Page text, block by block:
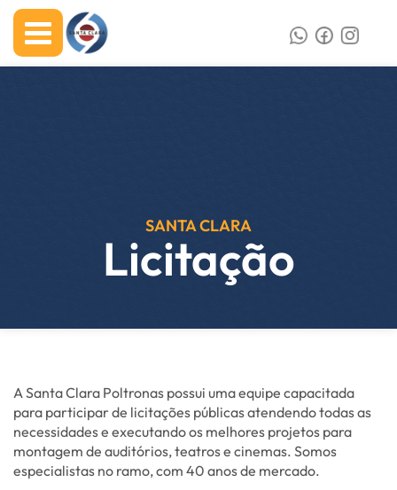
SANTA CLARA
Licitação
A Santa Clara Poltronas possui uma equipe capacitada
para participar de licitações públicas atendendo todas as
necessidades e executando os melhores projetos para
montagem de auditórios, teatros e cinemas. Somos
especialistas no ramo, com 40 anos de mercado.